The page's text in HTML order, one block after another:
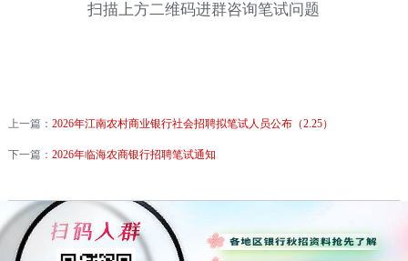
扫描上方二维码进群咨询笔试问题
上一篇： 2026年江南农村商业银行社会招聘拟笔试人员公布（2.25）
下一篇： 2026年临海农商银行招聘笔试通知